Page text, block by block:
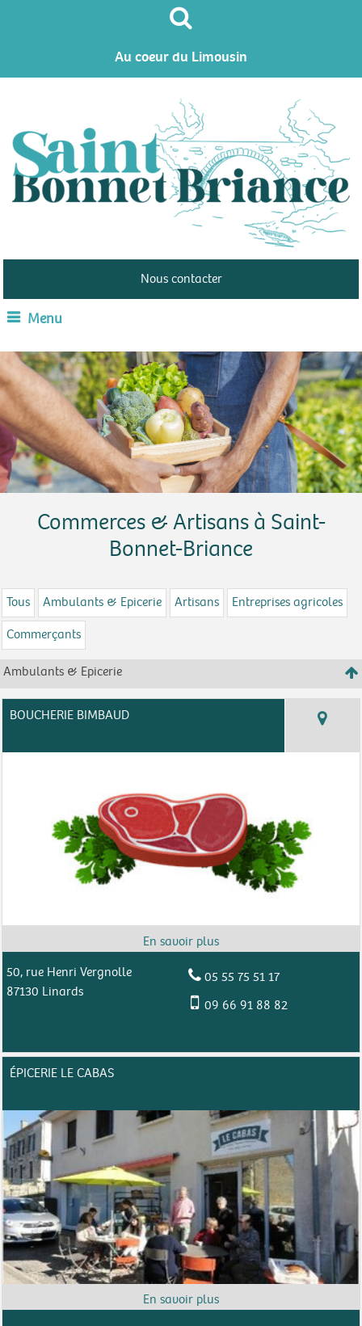
Au coeur du Limousin
Nous contacter
Menu
Commerces & Artisans à Saint-
Bonnet-Briance
Tous Ambulants & Epicerie Artisans Entreprises agricoles
Commerçants
Ambulants & Epicerie
BOUCHERIE BIMBAUD
50, rue Henri Vergnolle
87130 Linards
05 55 75 51 17
09 66 91 88 82
ÉPICERIE LE CABAS